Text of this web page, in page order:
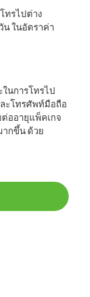
ทรไปต่าง
น ในอัตราค่า
นการโทรไป
ะโทรศัพท์มือถือ
ออายุแพ็คเกจ
กขึ้น ด้วย